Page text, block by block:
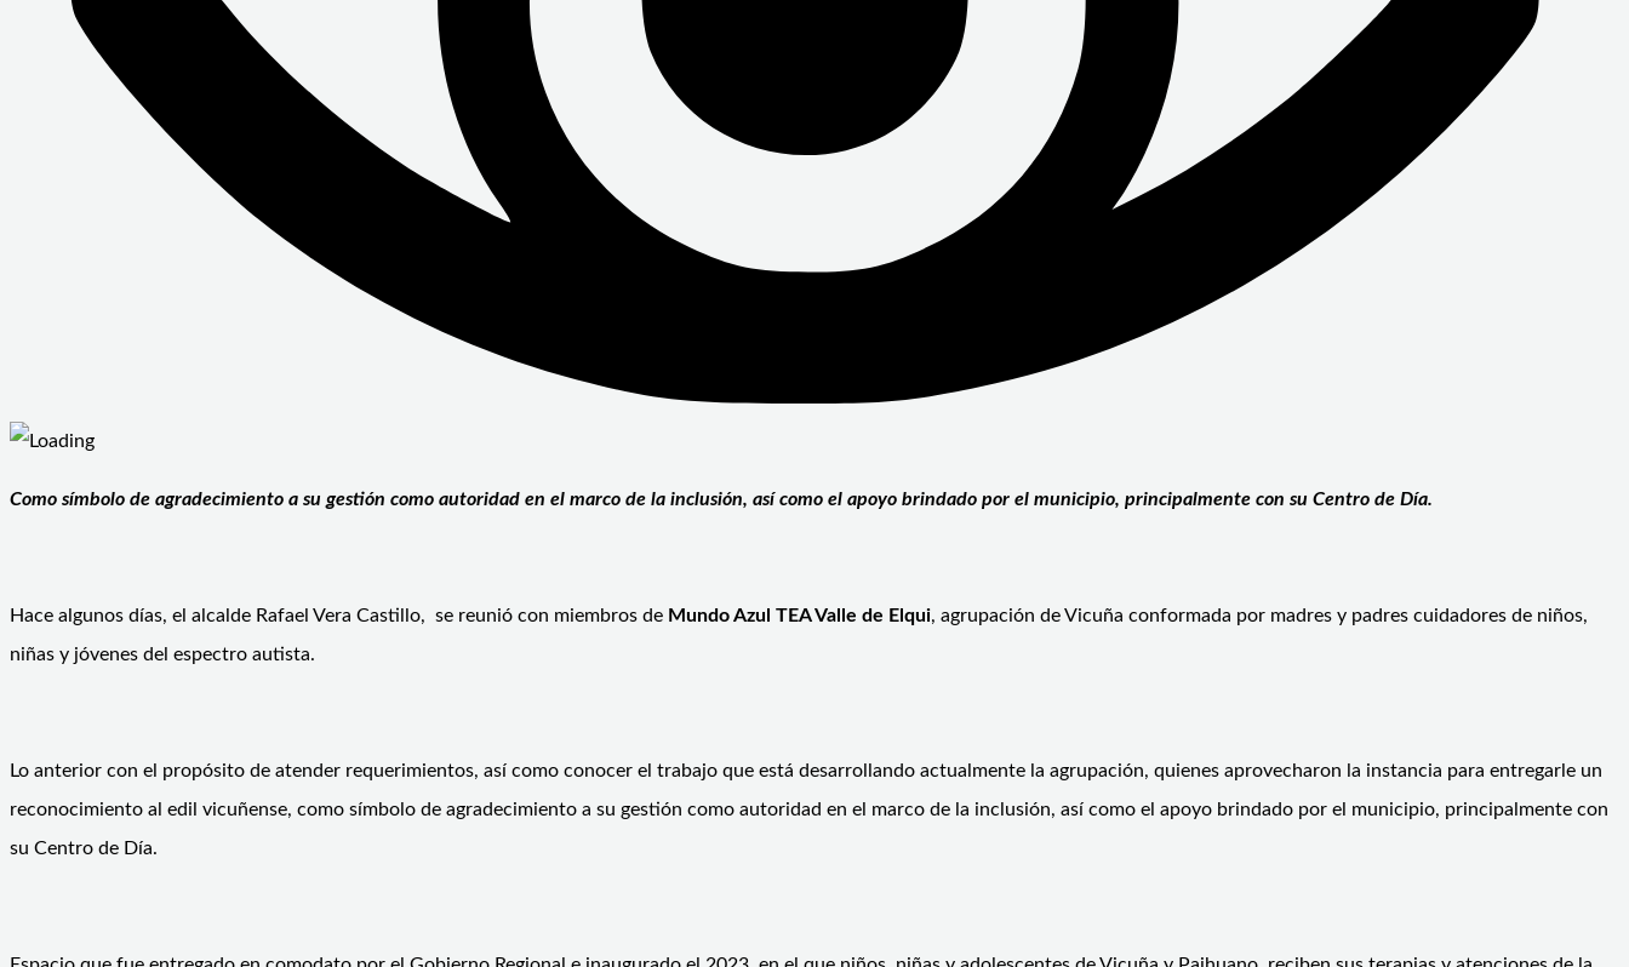
Como símbolo de agradecimiento a su gestión como autoridad en el marco de la inclusión, así como el apoyo brindado por el municipio, principalmente con su Centro de Día.
Hace algunos días, el alcalde Rafael Vera Castillo, se reunió con miembros de Mundo Azul TEA Valle de Elqui, agrupación de Vicuña conformada por madres y padres cuidadores de niños,
niñas y jóvenes del espectro autista.
Lo anterior con el propósito de atender requerimientos, así como conocer el trabajo que está desarrollando actualmente la agrupación, quienes aprovecharon la instancia para entregarle un
reconocimiento al edil vicuñense, como símbolo de agradecimiento a su gestión como autoridad en el marco de la inclusión, así como el apoyo brindado por el municipio, principalmente con
su Centro de Día.